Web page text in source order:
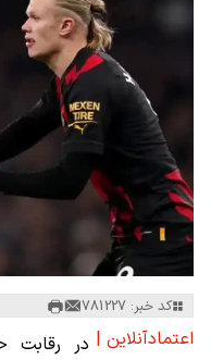
کد خبر: 781227
اعتمادآنلاین | در